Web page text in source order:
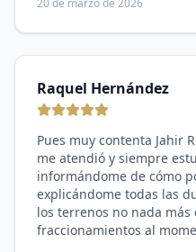
20 de marzo de 2026
Raquel Hernández
Pues muy contenta Jahir
me atendió y siempre
informándome de cómo
explicándome todas las
los terrenos no nada
fraccionamientos al